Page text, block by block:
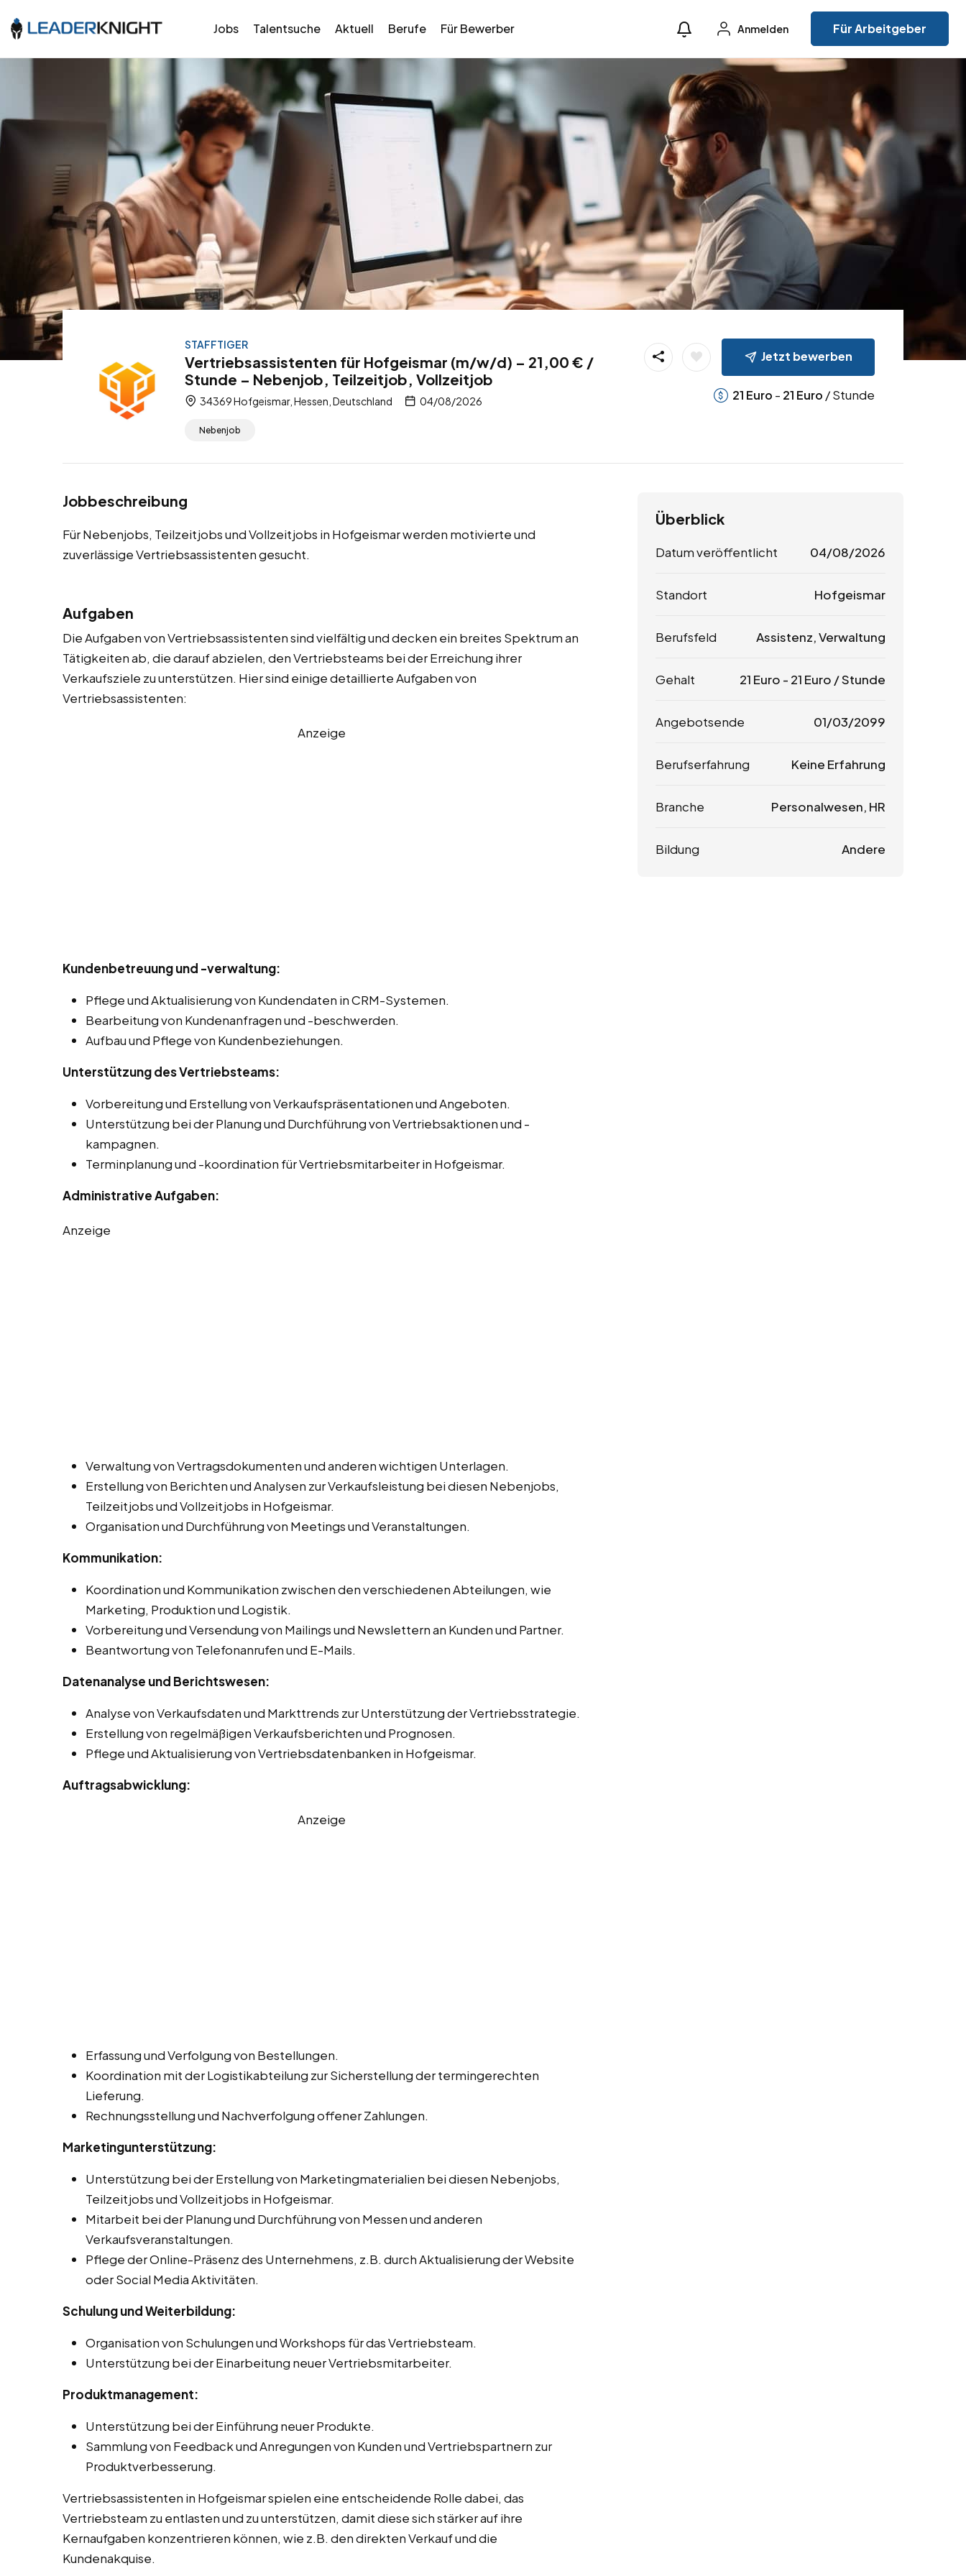
Jobs Talentsuche Aktuell Berufe Für Bewerber Anmelden Für Arbeitgeber
STAFFTIGER
Vertriebsassistenten für Hofgeismar (m/w/d) – 21,00 € /
Stunde – Nebenjob, Teilzeitjob, Vollzeitjob
34369 Hofgeismar, Hessen, Deutschland 04/08/2026
Nebenjob
Jetzt bewerben
21 Euro - 21 Euro / Stunde
Jobbeschreibung
Für Nebenjobs, Teilzeitjobs und Vollzeitjobs in Hofgeismar werden motivierte und
zuverlässige Vertriebsassistenten gesucht.
Aufgaben
Die Aufgaben von Vertriebsassistenten sind vielfältig und decken ein breites Spektrum an
Tätigkeiten ab, die darauf abzielen, den Vertriebsteams bei der Erreichung ihrer
Verkaufsziele zu unterstützen. Hier sind einige detaillierte Aufgaben von
Vertriebsassistenten:
Anzeige
Kundenbetreuung und -verwaltung:
Pflege und Aktualisierung von Kundendaten in CRM-Systemen.
Bearbeitung von Kundenanfragen und -beschwerden.
Aufbau und Pflege von Kundenbeziehungen.
Unterstützung des Vertriebsteams:
Vorbereitung und Erstellung von Verkaufspräsentationen und Angeboten.
Unterstützung bei der Planung und Durchführung von Vertriebsaktionen und -
kampagnen.
Terminplanung und -koordination für Vertriebsmitarbeiter in Hofgeismar.
Administrative Aufgaben:
Anzeige
Verwaltung von Vertragsdokumenten und anderen wichtigen Unterlagen.
Erstellung von Berichten und Analysen zur Verkaufsleistung bei diesen Nebenjobs,
Teilzeitjobs und Vollzeitjobs in Hofgeismar.
Organisation und Durchführung von Meetings und Veranstaltungen.
Kommunikation:
Koordination und Kommunikation zwischen den verschiedenen Abteilungen, wie
Marketing, Produktion und Logistik.
Vorbereitung und Versendung von Mailings und Newslettern an Kunden und Partner.
Beantwortung von Telefonanrufen und E-Mails.
Datenanalyse und Berichtswesen:
Analyse von Verkaufsdaten und Markttrends zur Unterstützung der Vertriebsstrategie.
Erstellung von regelmäßigen Verkaufsberichten und Prognosen.
Pflege und Aktualisierung von Vertriebsdatenbanken in Hofgeismar.
Auftragsabwicklung:
Anzeige
Erfassung und Verfolgung von Bestellungen.
Koordination mit der Logistikabteilung zur Sicherstellung der termingerechten
Lieferung.
Rechnungsstellung und Nachverfolgung offener Zahlungen.
Marketingunterstützung:
Unterstützung bei der Erstellung von Marketingmaterialien bei diesen Nebenjobs,
Teilzeitjobs und Vollzeitjobs in Hofgeismar.
Mitarbeit bei der Planung und Durchführung von Messen und anderen
Verkaufsveranstaltungen.
Pflege der Online-Präsenz des Unternehmens, z.B. durch Aktualisierung der Website
oder Social Media Aktivitäten.
Schulung und Weiterbildung:
Organisation von Schulungen und Workshops für das Vertriebsteam.
Unterstützung bei der Einarbeitung neuer Vertriebsmitarbeiter.
Produktmanagement:
Unterstützung bei der Einführung neuer Produkte.
Sammlung von Feedback und Anregungen von Kunden und Vertriebspartnern zur
Produktverbesserung.
Vertriebsassistenten in Hofgeismar spielen eine entscheidende Rolle dabei, das
Vertriebsteam zu entlasten und zu unterstützen, damit diese sich stärker auf ihre
Kernaufgaben konzentrieren können, wie z.B. den direkten Verkauf und die
Kundenakquise.
Überblick
Datum veröffentlicht 04/08/2026
Standort Hofgeismar
Berufsfeld Assistenz, Verwaltung
Gehalt 21 Euro - 21 Euro / Stunde
Angebotsende 01/03/2099
Berufserfahrung Keine Erfahrung
Branche Personalwesen, HR
Bildung Andere